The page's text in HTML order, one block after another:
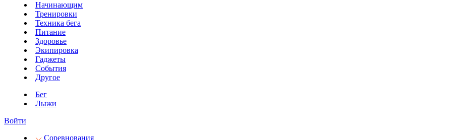
Начинающим
Тренировки
Техника бега
Питание
Здоровье
Экипировка
Гаджеты
События
Другое
Бег
Лыжи
Войти
Соревнования